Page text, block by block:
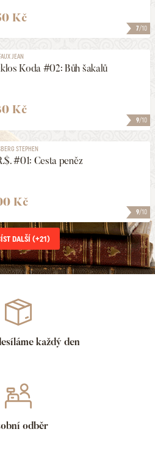
7/10
Kč
9/10
JEAN
Koda #02: Bůh šakalů
Kč
9/10
STEPHEN
#01: Cesta peněz
Kč
DALŠÍ (+21)
každý den
odběr